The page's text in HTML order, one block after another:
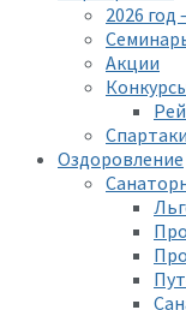
2026
Акции
Оздоровление